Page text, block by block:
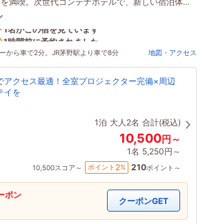
。
1名がこの宿を見ています
1時間前に予約されました
から車で2分。JR茅野駅より車で8分 地図・アクセス
アクセス最適！全室プロジェクター完備×周辺
イを
1泊 大人2名 合計(税込)
10,500円～
1名 5,250円～
10,500スコア～ ポイント 2% 210ポイント～
ポン
クーポンGET